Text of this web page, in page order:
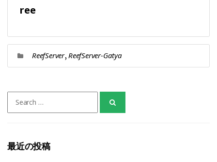
ree
ReefServer, ReefServer-Gatya
for:
最近の投稿